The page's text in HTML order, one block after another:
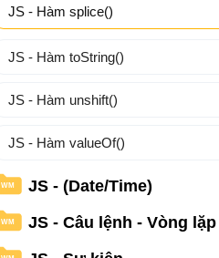
JS - Hàm splice()
JS - Hàm toString()
JS - Hàm unshift()
JS - Hàm valueOf()
WM JS - (Date/Time)
WM JS - Câu lệnh - Vòng lặp